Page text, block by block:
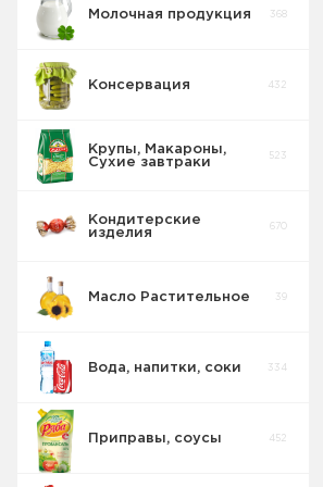
Молочная продукция 368
Консервация 432
Крупы, Макароны,
Сухие завтраки
523
Кондитерские
изделия
670
Масло Растительное 39
Вода, напитки, соки 334
Приправы, соусы 452